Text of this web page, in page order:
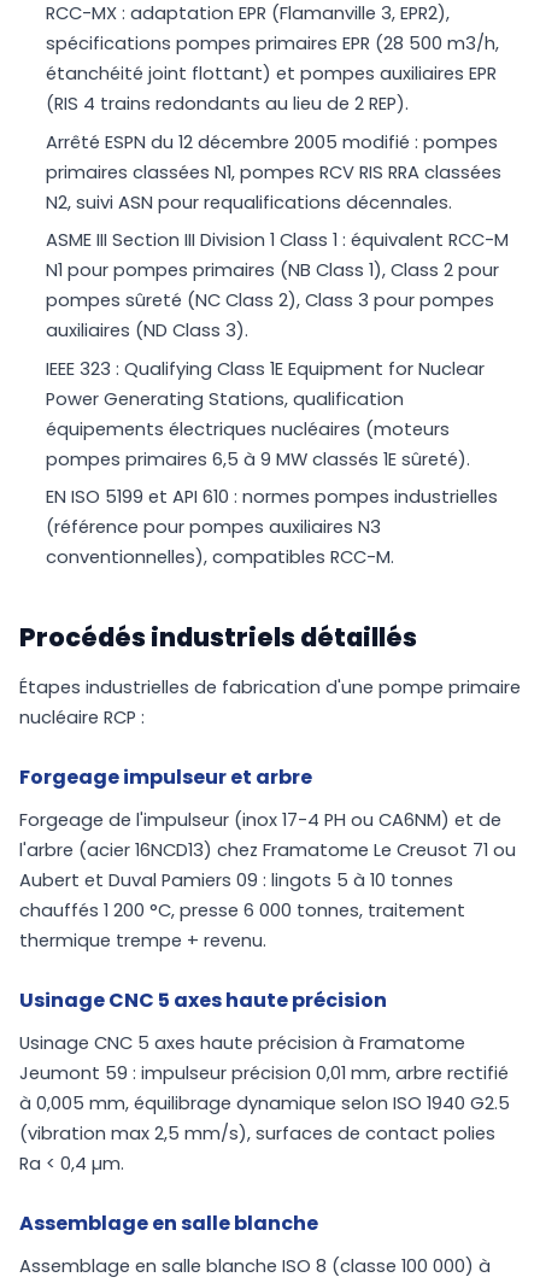
RCC-MX : adaptation EPR (Flamanville 3, EPR2),
spécifications pompes primaires EPR (28 500 m3/h,
étanchéité joint flottant) et pompes auxiliaires EPR
(RIS 4 trains redondants au lieu de 2 REP).
Arrêté ESPN du 12 décembre 2005 modifié : pompes
primaires classées N1, pompes RCV RIS RRA classées
N2, suivi ASN pour requalifications décennales.
ASME III Section III Division 1 Class 1 : équivalent RCC-M
N1 pour pompes primaires (NB Class 1), Class 2 pour
pompes sûreté (NC Class 2), Class 3 pour pompes
auxiliaires (ND Class 3).
IEEE 323 : Qualifying Class 1E Equipment for Nuclear
Power Generating Stations, qualification
équipements électriques nucléaires (moteurs
pompes primaires 6,5 à 9 MW classés 1E sûreté).
EN ISO 5199 et API 610 : normes pompes industrielles
(référence pour pompes auxiliaires N3
conventionnelles), compatibles RCC-M.
Procédés industriels détaillés
Étapes industrielles de fabrication d'une pompe primaire
nucléaire RCP :
Forgeage impulseur et arbre
Forgeage de l'impulseur (inox 17-4 PH ou CA6NM) et de
l'arbre (acier 16NCD13) chez Framatome Le Creusot 71 ou
Aubert et Duval Pamiers 09 : lingots 5 à 10 tonnes
chauffés 1 200 °C, presse 6 000 tonnes, traitement
thermique trempe + revenu.
Usinage CNC 5 axes haute précision
Usinage CNC 5 axes haute précision à Framatome
Jeumont 59 : impulseur précision 0,01 mm, arbre rectifié
à 0,005 mm, équilibrage dynamique selon ISO 1940 G2.5
(vibration max 2,5 mm/s), surfaces de contact polies
Ra < 0,4 µm.
Assemblage en salle blanche
Assemblage en salle blanche ISO 8 (classe 100 000) à